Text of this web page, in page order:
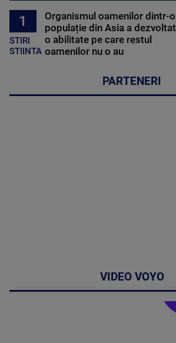
1
STIRI
STIINTA
Organismul oamenilor dintr-o
populație din Asia a dezvoltat
o abilitate pe care restul
oamenilor nu o au
PARTENERI
VIDEO VOYO